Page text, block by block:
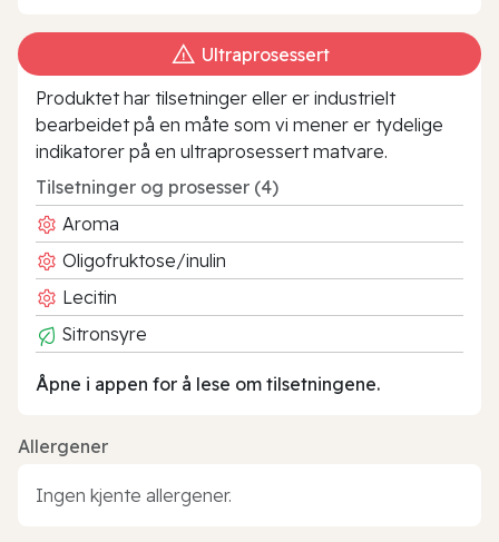
Ultraprosessert
Produktet har tilsetninger eller er industrielt
bearbeidet på en måte som vi mener er tydelige
indikatorer på en ultraprosessert matvare.
Tilsetninger og prosesser (4)
Aroma
Oligofruktose/inulin
Lecitin
Sitronsyre
Åpne i appen for å lese om tilsetningene.
Allergener
Ingen kjente allergener.